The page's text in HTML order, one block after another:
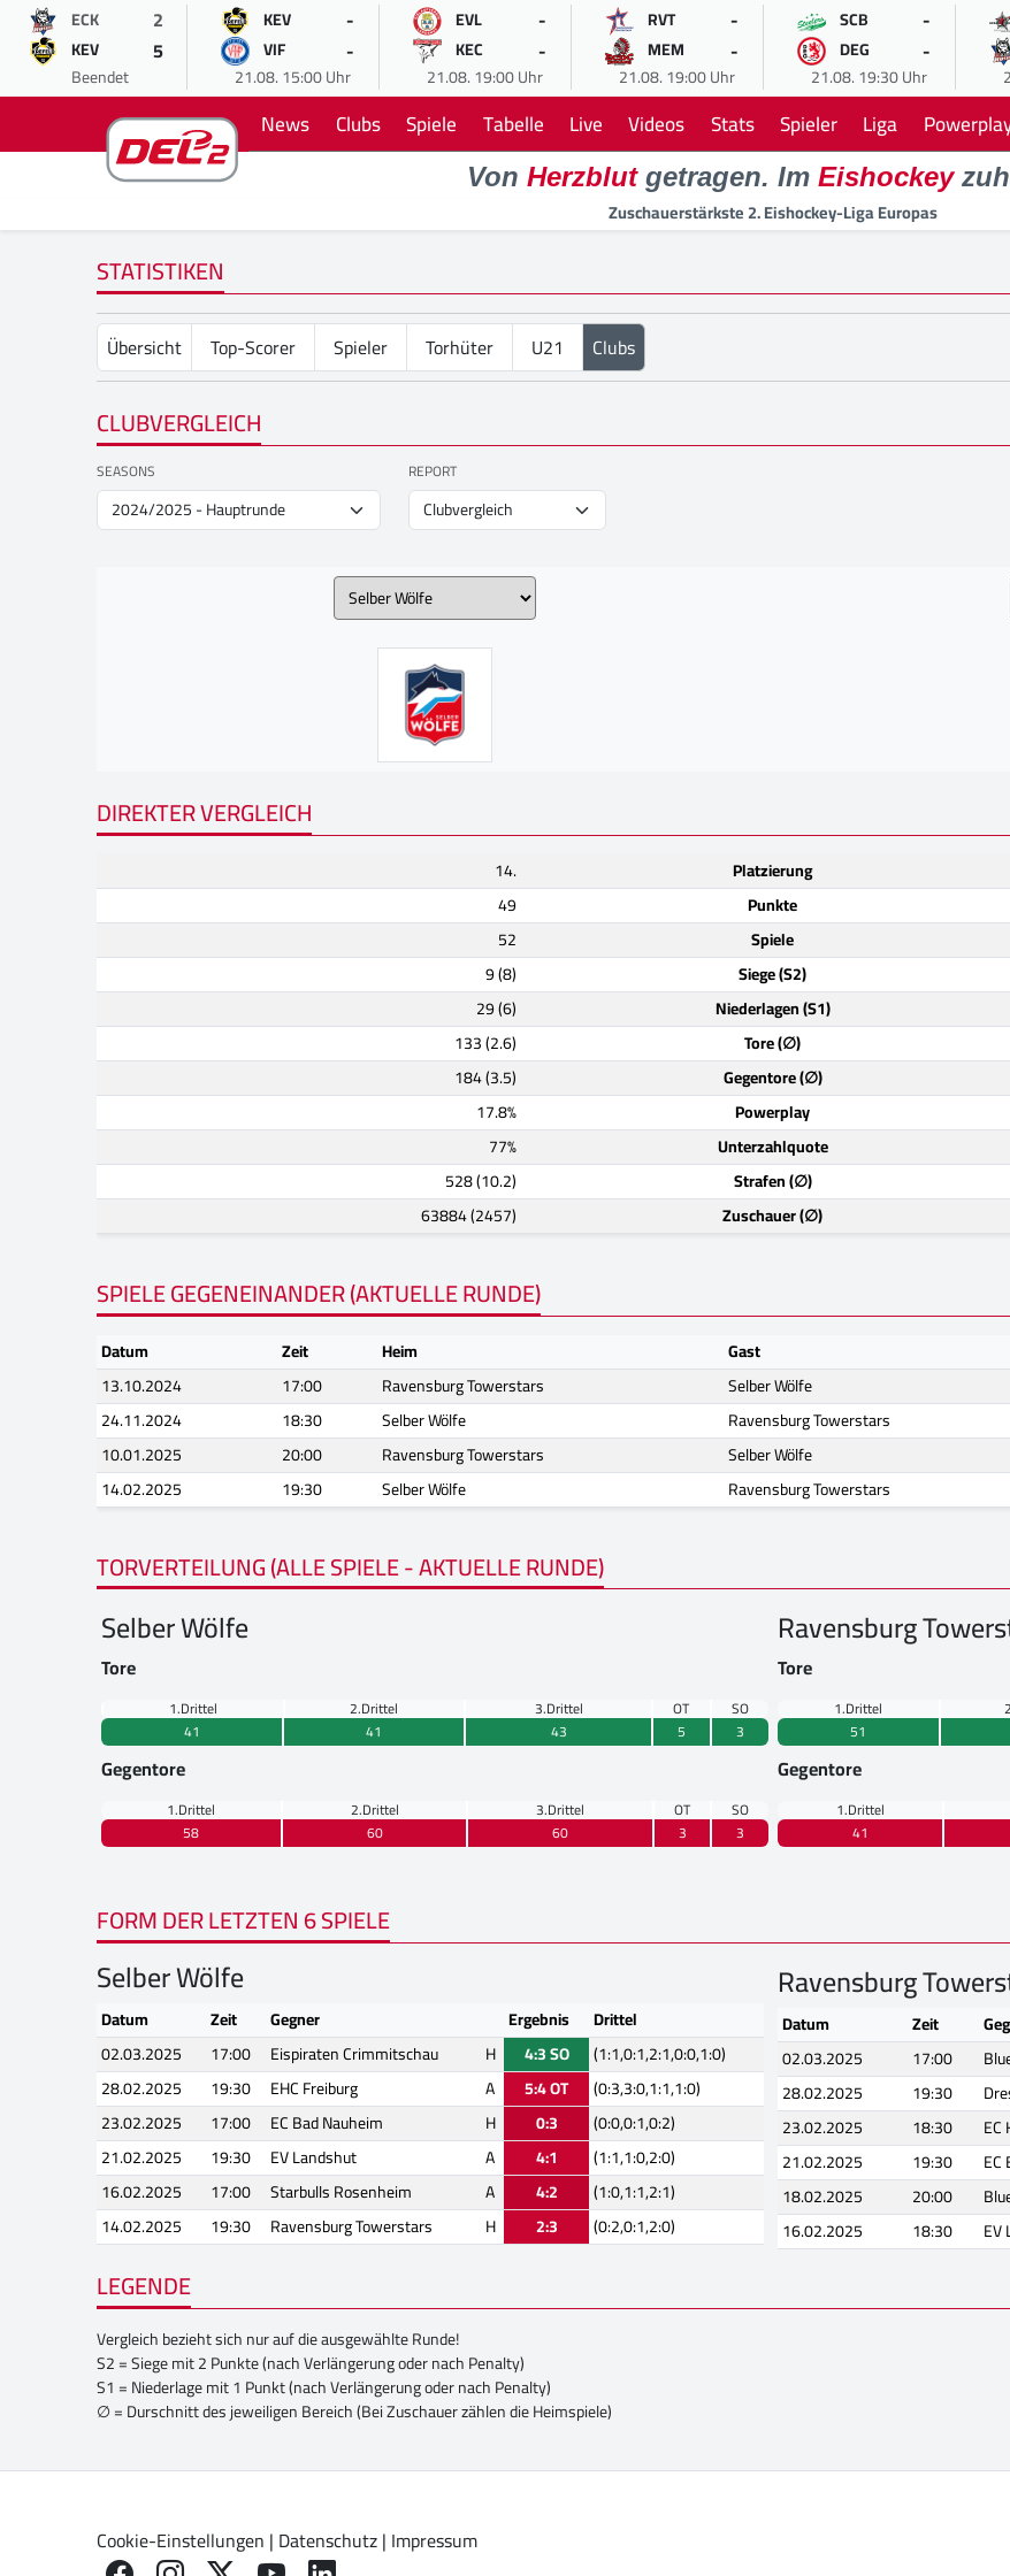
ECK 2
KEV 5
Beendet
KEV -
VIF -
21.08. 15:00 Uhr
EVL -
KEC -
21.08. 19:00 Uhr
RVT -
MEM -
21.08. 19:00 Uhr
SCB -
DEG -
21.08. 19:30 Uhr
News Clubs Spiele Tabelle Live Videos Stats Spieler Liga
Von Herzblutgetragen. Im Eishockey
Zuschauerstärkste 2. Eishockey-Liga Europas
STATISTIKEN
Übersicht Top-Scorer Spieler Torhüter U21 Clubs
CLUBVERGLEICH
SEASONS REPORT
DIREKTER VERGLEICH
14. Platzierung
49
Punkte
52
Spiele
9 (8)
Siege (S2)
29 (6)
Niederlagen (S1)
133 (2.6)
Tore (∅)
184 (3.5)
Gegentore (∅)
17.8%
Powerplay
77%
Unterzahlquote
528 (10.2)
Strafen (∅)
63884 (2457)
Zuschauer (∅)
SPIELE GEGENEINANDER (AKTUELLE RUNDE)
Datum Zeit Heim Gast
13.10.2024
17:00 Ravensburg Towerstars Selber Wölfe
24.11.2024
18:30 Selber Wölfe Ravensburg Towerstars
10.01.2025
20:00 Ravensburg Towerstars Selber Wölfe
14.02.2025
19:30 Selber Wölfe Ravensburg Towerstars
TORVERTEILUNG (ALLE SPIELE - AKTUELLE RUNDE)
Selber Wölfe
Tore
1.Drittel 2.Drittel 3.Drittel OT
SO
41
41 43 5 3
Gegentore
1.Drittel 2.Drittel 3.Drittel OT
SO
58
60 60 3 3
Ravensburg
Tore
1.Drittel
51
Gegentore
1.Drittel
41
FORM DER LETZTEN 6 SPIELE
Selber Wölfe
Datum Zeit Gegner Ergebnis
Drittel
02.03.2025
17:00 Eispiraten Crimmitschau H 4:3 SO
(1:1,0:1,2:1,0:0,1:0)
28.02.2025
19:30 EHC Freiburg A 5:4 OT
(0:3,3:0,1:1,1:0)
23.02.2025
17:00 EC Bad Nauheim H 0:3
(0:0,0:1,0:2)
21.02.2025
19:30 EV Landshut A 4:1
(1:1,1:0,2:0)
16.02.2025
17:00 Starbulls Rosenheim A 4:2
(1:0,1:1,2:1)
14.02.2025
19:30 Ravensburg Towerstars H 2:3 (0:2,0:1,2:0)
Ravensburg
Datum Zeit
02.03.2025
17:00
28.02.2025
19:30
23.02.2025
18:30 EC
21.02.2025
19:30 EC
18.02.2025
20:00
16.02.2025
18:30 EV
LEGENDE
Vergleich bezieht sich nur auf die ausgewählte Runde!
S2 = Siege mit 2 Punkte (nach Verlängerung oder nach Penalty)
S1 = Niederlage mit 1 Punkt (nach Verlängerung oder nach Penalty)
∅ = Durschnitt des jeweiligen Bereich (Bei Zuschauer zählen die Heimspiele)
Cookie-Einstellungen | Datenschutz| Impressum